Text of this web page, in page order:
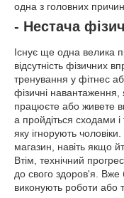
одна з головних
- Нестача
Існує ще одна велика
відсутність фізичних
тренування у фітнес
фізичні
працюєте або живете
а пройдіться сходами
яку ігнорують
магазин, навіть якщо
Втім, технічний
до свого здоров'я. Вже
виконують роботи або